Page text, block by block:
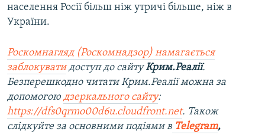
населення Росії більш ніж утричі більше, ніж в
України.
Роскомнагляд (Роскомнадзор) намагається
заблокуватидоступ до сайтуКрим.Реалії.
Безперешкодно читати Крим.Реалії можна за
допомогою дзеркального сайту:
https://dfs0qrmo00d6u.cloudfront.net. Також
слідкуйте за основними подіями в Telegram,